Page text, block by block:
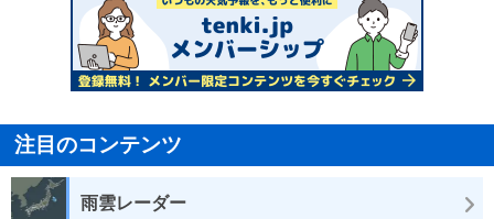
注目のコンテンツ
雨雲レーダー